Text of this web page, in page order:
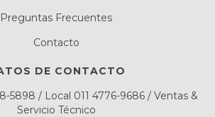
Preguntas Frecuentes
Contacto
DE CONTACTO
5898 / Local 011 4776-9686 / Ventas &
Servicio Técnico